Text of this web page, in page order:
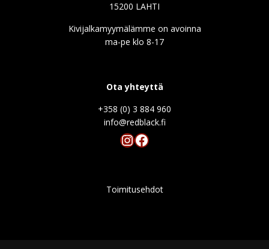
15200 LAHTI
Kivijalkamyymälämme on avoinna
ma-pe klo 8-17
Ota yhteyttä
+358 (0) 3 884 960
info@redblack.f
Instagram
Facebook
Toimitusehdot